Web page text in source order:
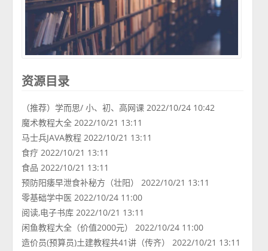
资源目录
（推荐）学而思/ 小、初、高网课 2022/10/24 10:42
魔术教程大全 2022/10/21 13:11
马士兵JAVA教程 2022/10/21 13:11
食疗 2022/10/21 13:11
食品 2022/10/21 13:11
预防阳痿早泄食补秘方（壮阳） 2022/10/21 13:11
零基础学中医 2022/10/24 11:00
阅读,电子书库 2022/10/21 13:11
闲鱼教程大全（价值2000元） 2022/10/24 11:00
造价员(预算员)土建教程共41讲（传齐） 2022/10/21 13:11